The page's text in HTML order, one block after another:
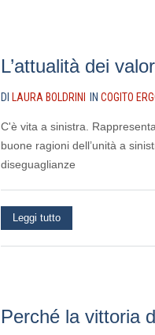
L’attualità dei
DI LAURA BOLDRINI IN COGITO
C'è vita a sinistra.
buone ragioni dell’unità a
diseguaglianze
Leggi tutto
Perché la vittoria